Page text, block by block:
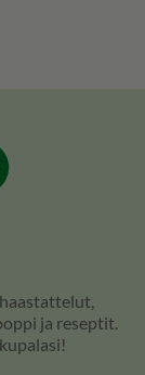
ja reseptit.